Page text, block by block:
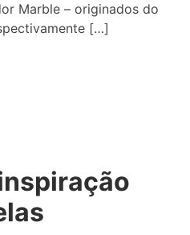
Marble – originados do
[…]